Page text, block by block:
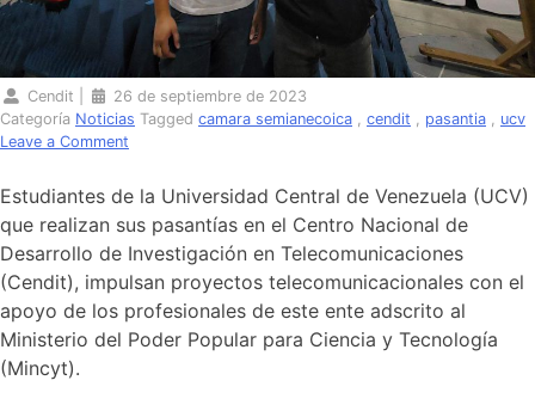
Cendit
26 de septiembre de 2023
Categoría Noticias Tagged camara semianecoica cendit pasantia
ucv
Leave a Comment
de
la
UCV
conectan
con
del
Cendit
Estudiantes de la Universidad Central de Venezuela (UCV)
que realizan sus pasantías en el Centro Nacional de
Desarrollo de Investigación en Telecomunicaciones
(Cendit), impulsan proyectos telecomunicacionales con el
apoyo de los profesionales de este ente adscrito al
Ministerio del Poder Popular para Ciencia y Tecnología
(Mincyt).